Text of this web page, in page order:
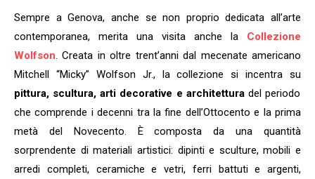
Sempre a Genova, anche se non proprio dedicata all’arte
contemporanea, merita una visita anche la Collezione
Wolfson. Creata in oltre trent’anni dal mecenate americano
Mitchell “Micky” Wolfson Jr., la collezione si incentra su
pittura, scultura, arti decorative e architetturadel periodo
che comprende i decenni tra la fine dell’Ottocento e la prima
metà del Novecento. È composta da una quantità
sorprendente di materiali artistici: dipinti e sculture, mobili e
arredi completi, ceramiche e vetri, ferri battuti e argenti,